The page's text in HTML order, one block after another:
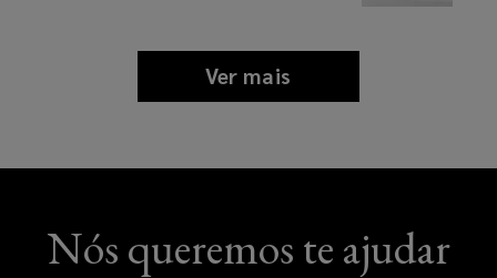
Ver mais
news
and
Nós queremos te ajudar